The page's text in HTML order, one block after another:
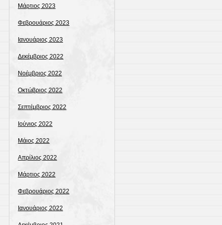
Μάρτιος 2023
Φεβρουάριος 2023
Ιανουάριος 2023
Δεκέμβριος 2022
Νοέμβριος 2022
Οκτώβριος 2022
Σεπτέμβριος 2022
Ιούνιος 2022
Μάιος 2022
Απρίλιος 2022
Μάρτιος 2022
Φεβρουάριος 2022
Ιανουάριος 2022